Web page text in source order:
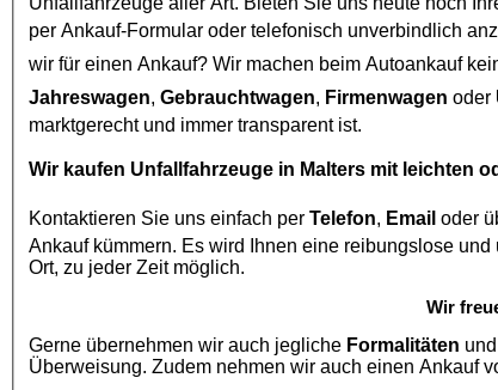
per Ankauf-Formular oder telefonisch unverbindlich
wir für einen Ankauf? Wir machen beim Autoankauf
Jahreswagen, Gebrauchtwagen, Firmenwagen oder
marktgerecht und immer transparent ist.
Wir kaufen Unfallfahrzeuge in Malters mit leichten
Kontaktieren Sie uns einfach per Telefon, Email oder
Ankauf kümmern. Es wird Ihnen eine reibungslose und unkomplizierte Abwicklung Garantiert und Besichtigungen auch vor
Ort, zu jeder Zeit möglich.
Wir
Gerne übernehmen wir auch jegliche Formalitäten